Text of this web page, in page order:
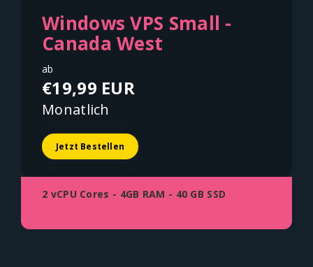
Windows VPS Small -
Canada West
ab
€19,99 EUR
Monatlich
Jetzt Bestellen
2 vCPU Cores - 4GB RAM - 40 GB SSD